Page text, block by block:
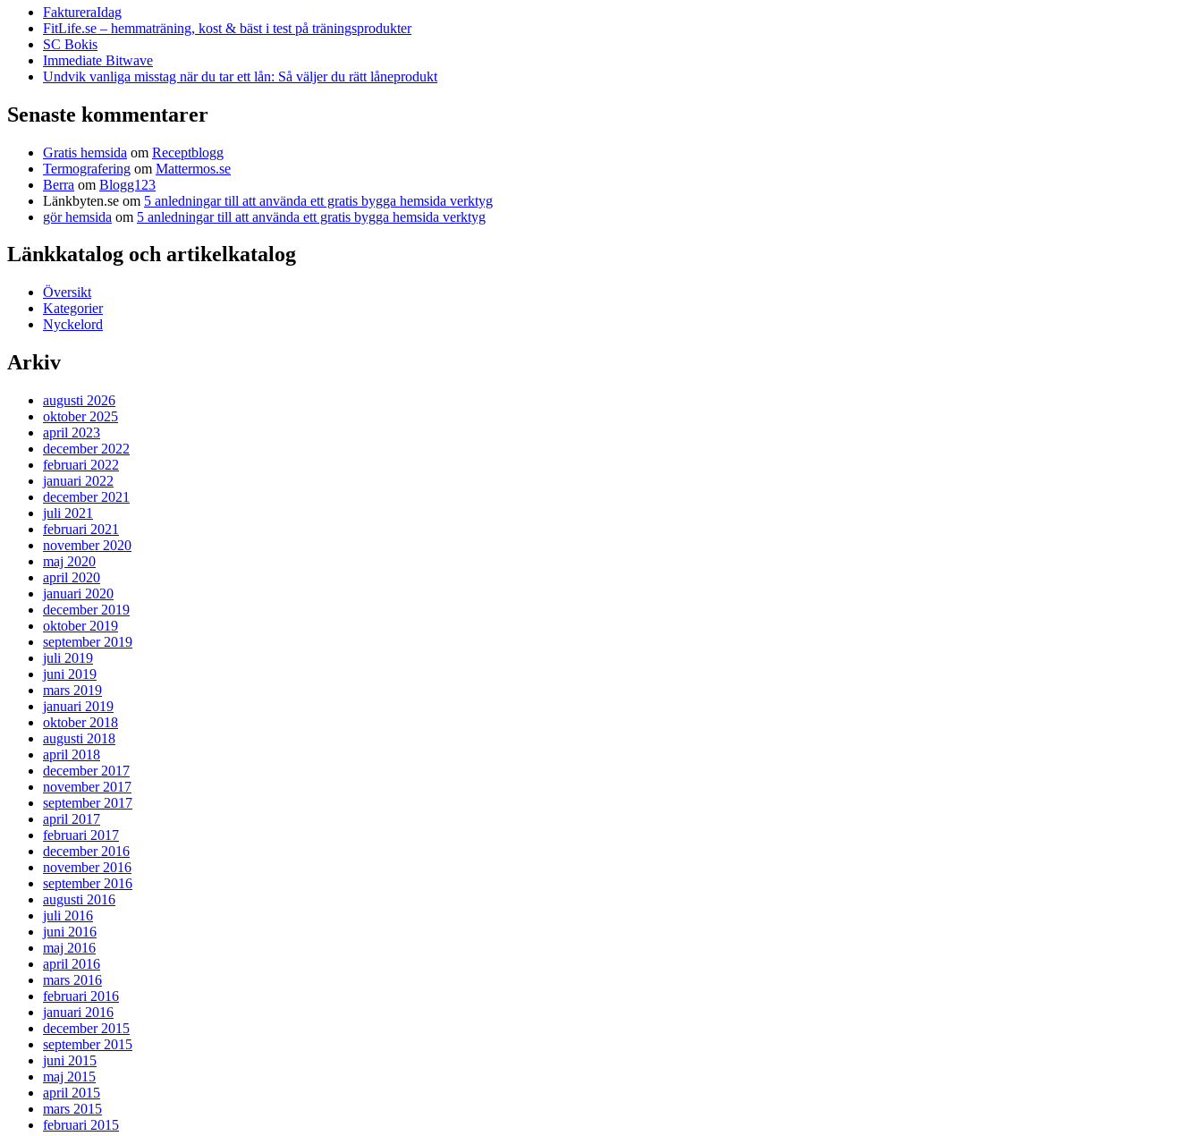
FaktureraIdag
FitLife.se – hemmaträning, kost & bäst i test på träningsprodukter
SC Bokis
Immediate Bitwave
Undvik vanliga misstag när du tar ett lån: Så väljer du rätt låneprodukt
Senaste kommentarer
Gratis hemsida om Receptblogg
Termografering om Mattermos.se
Berra om Blogg123
Länkbyten.se om 5 anledningar till att använda ett gratis bygga hemsida verktyg
gör hemsida om 5 anledningar till att använda ett gratis bygga hemsida verktyg
Länkkatalog och artikelkatalog
Översikt
Kategorier
Nyckelord
Arkiv
augusti 2026
oktober 2025
april 2023
december 2022
februari 2022
januari 2022
december 2021
juli 2021
februari 2021
november 2020
maj 2020
april 2020
januari 2020
december 2019
oktober 2019
september 2019
juli 2019
juni 2019
mars 2019
januari 2019
oktober 2018
augusti 2018
april 2018
december 2017
november 2017
september 2017
april 2017
februari 2017
december 2016
november 2016
september 2016
augusti 2016
juli 2016
juni 2016
maj 2016
april 2016
mars 2016
februari 2016
januari 2016
december 2015
september 2015
juni 2015
maj 2015
april 2015
mars 2015
februari 2015